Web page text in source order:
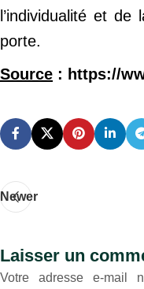
l’individualité et
porte.
Source : https://
Newer
Laisser un
Votre adresse e-mail